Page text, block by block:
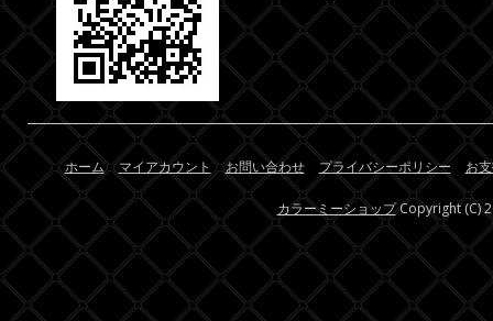
ホーム マイアカウント お問い合わせ プライバシーポリシー お
カラーミーショップCopyright (C)